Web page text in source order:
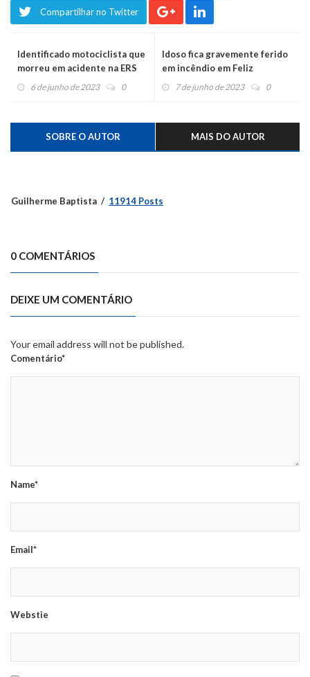
Compartilhar no Twitter
Identificado motociclista que
morreu em acidente na ERS
122 na Conceição
6 de junho de 2023 0
Idoso fica gravemente ferido
em incêndio em Feliz
7 de junho de 2023 0
SOBRE O AUTOR MAIS DO AUTOR
Guilherme Baptista 11914 Posts
0 COMENTÁRIOS
DEIXE UM COMENTÁRIO
Your email address will not be published.
Comentário*
Name*
Email*
Webstie